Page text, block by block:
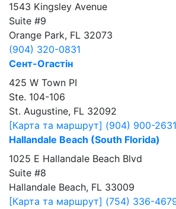
1543 Kingsley Avenue
Suite #9
Orange Park, FL 32073
(904) 320-0831
Сент-Огастін
425 W Town PI
Ste. 104-106
St. Augustine, FL 32092
[Карта та маршрут] (904) 900-2631
Hallandale Beach (South Florida)
1025 E Hallandale Beach Blvd
Suite #8
Hallandale Beach, FL 33009
[Карта та маршрут] (754) 336-